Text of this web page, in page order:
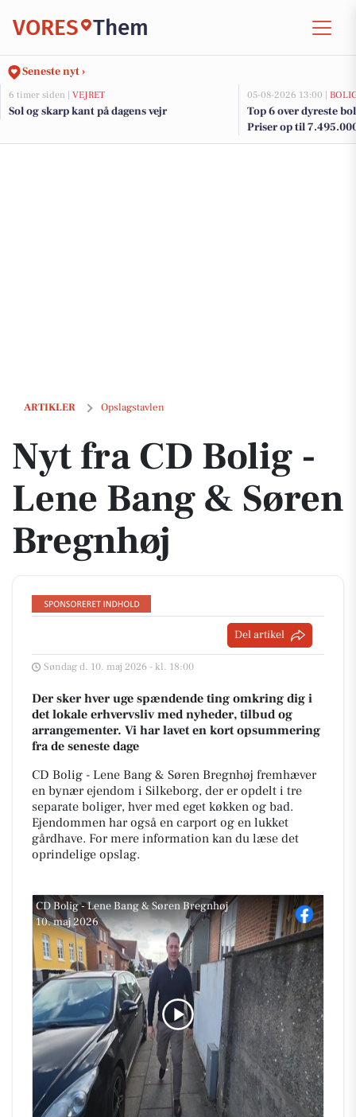
VORES Them
Seneste nyt ›
6 timer siden | VEJRET
Sol og skarp kant på dagens vejr
05-08-2026 13:00 |
Top 6 over dyreste
Priser op til
ARTIKLER Opslagstavlen
Nyt fra CD Bolig - Lene Bang & Søren Bregnhøj
Nyt fra CD Bolig -
Lene Bang & Søren
Bregnhøj
Del artikel
Søndag d. 10. maj 2026 - kl. 18:00
Der sker hver uge spændende ting omkring dig i
det lokale erhvervsliv med nyheder, tilbud og
arrangementer. Vi har lavet en kort opsummering
fra de seneste dage
CD Bolig - Lene Bang & Søren Bregnhøj fremhæver
en bynær ejendom i Silkeborg, der er opdelt i tre
separate boliger, hver med eget køkken og bad.
Ejendommen har også en carport og en lukket
gårdhave. For mere information kan du læse det
oprindelige opslag.
CD Bolig - Lene Bang & Søren Bregnhøj
10. maj 2026